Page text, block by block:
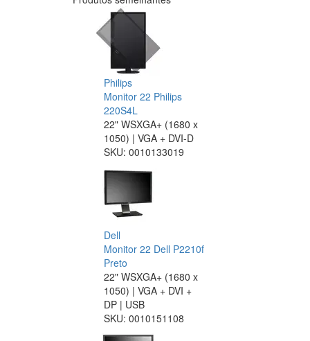
Philips
Monitor 22 Philips
220S4L
22" WSXGA+ (1680 x
1050) | VGA + DVI-D
SKU: 0010133019
Dell
Monitor 22 Dell P2210f
Preto
22" WSXGA+ (1680 x
1050) | VGA + DVI +
DP | USB
SKU: 0010151108